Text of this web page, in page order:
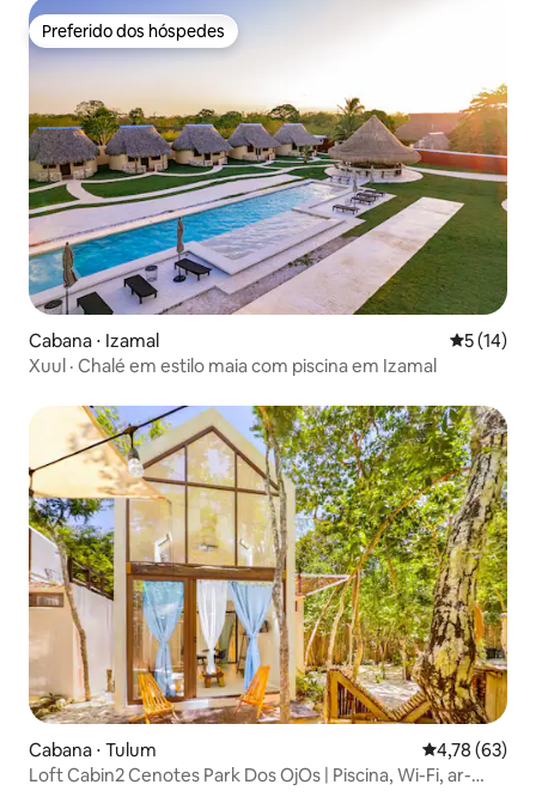
Preferido dos hóspedes
Preferido dos hóspedes
Cabana ⋅ Izamal 5 de uma
5 (14)
Xuul · Chalé em estilo maia com piscina em Izamal
Cabana ⋅ Tulum 4,78 de uma
4,78 (63)
Loft Cabin2 Cenotes Park Dos OjOs | Piscina, Wi-Fi, ar-